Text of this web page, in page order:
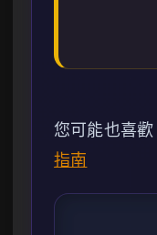
您可能也喜歡
指南